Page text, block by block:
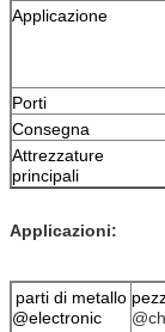
Applicazione
Porti
Consegna
Attrezzature
principali
Applicazioni:
parti di metallo
@electronic